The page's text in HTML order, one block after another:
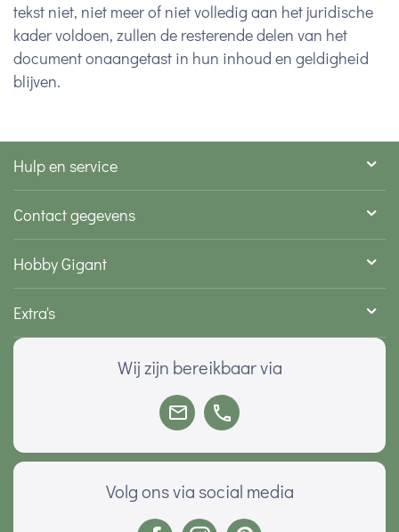
tekst niet, niet meer of niet volledig aan het juridische
kader voldoen, zullen de resterende delen van het
document onaangetast in hun inhoud en geldigheid
blijven.
Hulp en service
Contact gegevens
Hobby Gigant
Extra's
Wij zijn bereikbaar via
Volg ons via social media